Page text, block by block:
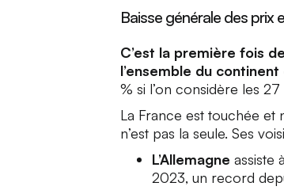
Baisse générale des prix
C’est la première fois
l’ensemble du
% si l’on considère les
La France est touchée et
n’est pas la seule. Ses
L’Allemagne assiste
2023, un record